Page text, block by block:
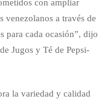
con ampliar
venezolanos a través de
para cada ocasión”, dijo
Jugos y Té de Pepsi-
la variedad y calidad